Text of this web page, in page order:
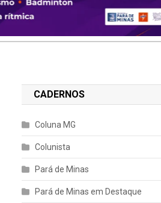
CADERNOS
Coluna MG
Colunista
Pará de Minas
Pará de Minas em Destaque